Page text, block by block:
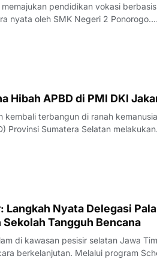
pendidikan vokasi berbasis
nyata oleh SMK Negeri 2 Ponorogo.
peserta didik dalam ajang bergengsi
Hibah APBD di PMI DKI
terbangun di ranah
Provinsi Sumatera Selatan melakukan
Jakarta di Gedung PMI Provinsi DKI
Nyata Delegasi
Tangguh Bencana
di kawasan pesisir selatan Jawa
berkelanjutan. Melalui program
(PMI) Kabupaten Jember